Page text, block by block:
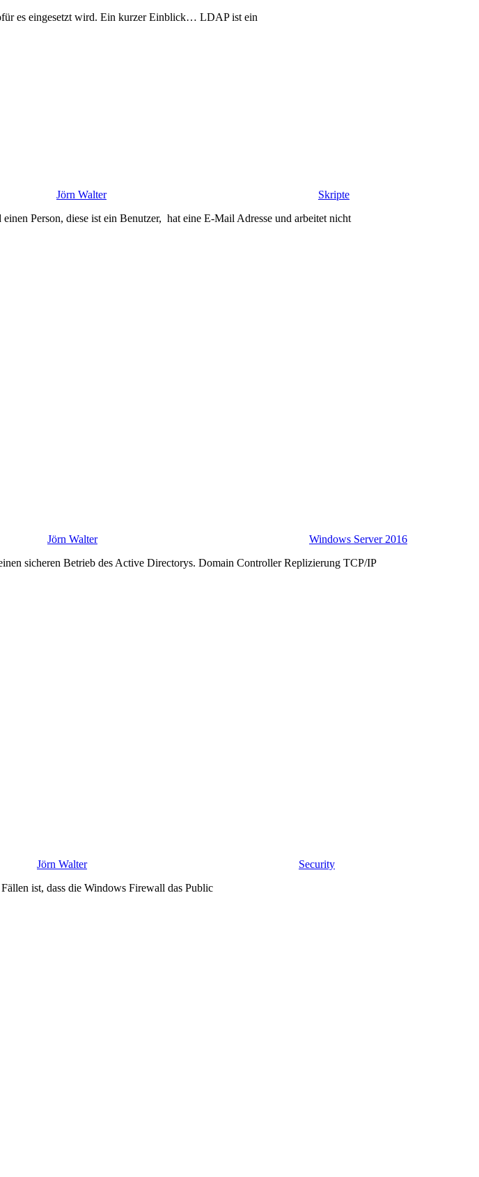
es eingesetzt wird. Ein kurzer Einblick… LDAP ist ein
Jörn Walter
Skripte
Person, diese ist ein Benutzer, hat eine E-Mail Adresse und arbeitet nicht
Jörn Walter
Windows Server 2016
sicheren Betrieb des Active Directorys. Domain Controller Replizierung TCP/IP
Jörn Walter
Security
ist, dass die Windows Firewall das Public